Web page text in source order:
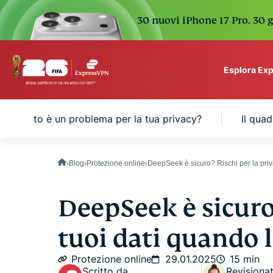
30 nuovi iPhone 17 Pro.
Esplora
VPN protection for
questo è un problema per la tua privacy? Il
Blog Protezione online DeepSeek è sicuro? Rischi per la
DeepSeek è
tuoi dati quando
Protezione online 29.01.2025
15 min